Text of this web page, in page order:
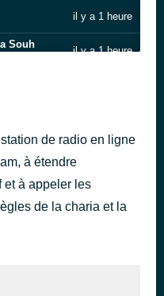
il y a 1 heure
Souh
il y a 1 heure
CISSE
Sira
Faye
il y a 3 heures
de radio en ligne
à étendre
et à appeler les
de la charia et la